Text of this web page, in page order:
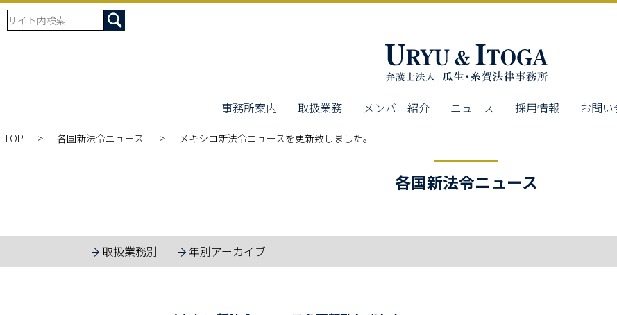
事務所案内 取扱業務 メンバー紹介 ニュース 採用情報 お問い
TOP 各国新法令ニュース メキシコ新法令ニュースを更新致しました。
各国新法令ニュース
取扱業務別 年別アーカイブ